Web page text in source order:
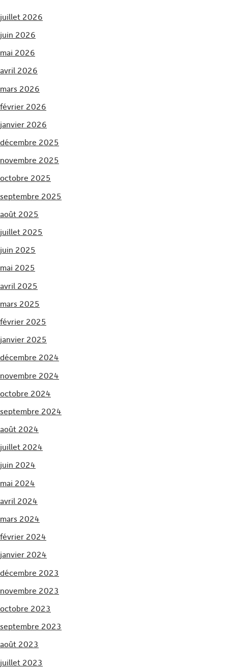
juillet 2026
juin 2026
mai 2026
avril 2026
mars 2026
février 2026
janvier 2026
décembre 2025
novembre 2025
octobre 2025
septembre 2025
août 2025
juillet 2025
juin 2025
mai 2025
avril 2025
mars 2025
février 2025
janvier 2025
décembre 2024
novembre 2024
octobre 2024
septembre 2024
août 2024
juillet 2024
juin 2024
mai 2024
avril 2024
mars 2024
février 2024
janvier 2024
décembre 2023
novembre 2023
octobre 2023
septembre 2023
août 2023
juillet 2023